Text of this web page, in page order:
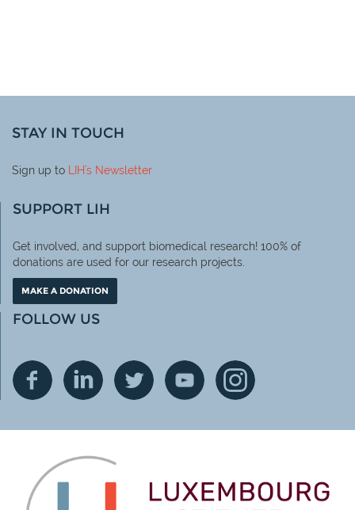
STAY IN TOUCH
Sign up to LIH's Newsletter
SUPPORT LIH
Get involved, and support biomedical research! 100% of
donations are used for our research projects.
MAKE A DONATION
FOLLOW US